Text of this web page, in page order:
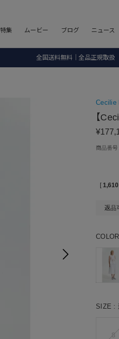
特集 ムービー ブログ ニュース
全国送料無料｜全品正規取扱
Cecilie
【
¥
商品番号
[ 1,610
返品
COLOR
SIZE